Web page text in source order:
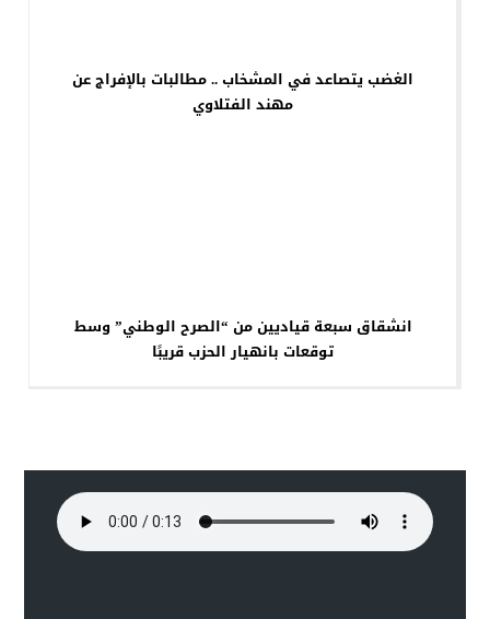
الغضب يتصاعد في المشخاب .. مطالبات بالإفراج عن
مهند الفتلاوي
انشقاق سبعة قياديين من “الصرح الوطني” وسط
توقعات بانهيار الحزب قريبًا